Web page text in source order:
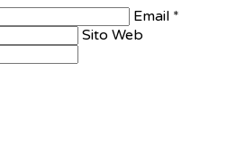
Email *
Sito Web